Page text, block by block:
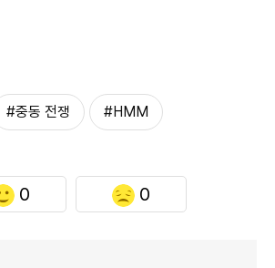
#중동 전쟁 #HMM
0 0